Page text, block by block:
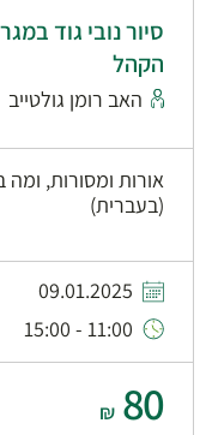
סיור נובי גוד
הקהל
האב רומן גולטייב
אורות ומסורות,
(בעברית)
09.01.2025
11:00 - 15:00
80
₪